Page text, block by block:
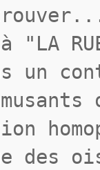
un
des